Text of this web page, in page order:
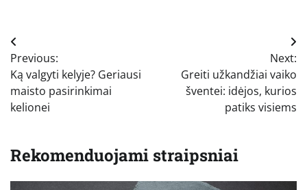
Navigacija
tarp
įrašų
Previous:
Ką valgyti kelyje? Geriausi
maisto pasirinkimai
kelionei
Next:
Greiti užkandžiai vaiko
šventei: idėjos, kurios
patiks visiems
Rekomenduojami straipsniai